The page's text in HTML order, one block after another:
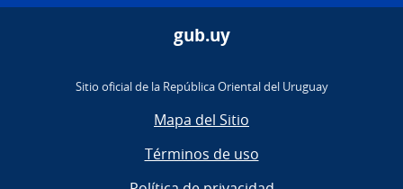
gub.uy
Sitio oficial de la República Oriental del Uruguay
Mapa del Sitio
Términos de uso